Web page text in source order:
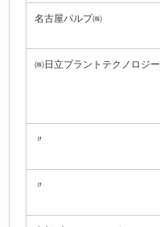
名古屋パルプ㈱
㈱日立プラントテクノロジー
〃
〃